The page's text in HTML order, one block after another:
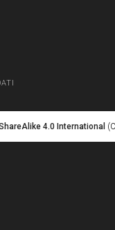
4.0 International